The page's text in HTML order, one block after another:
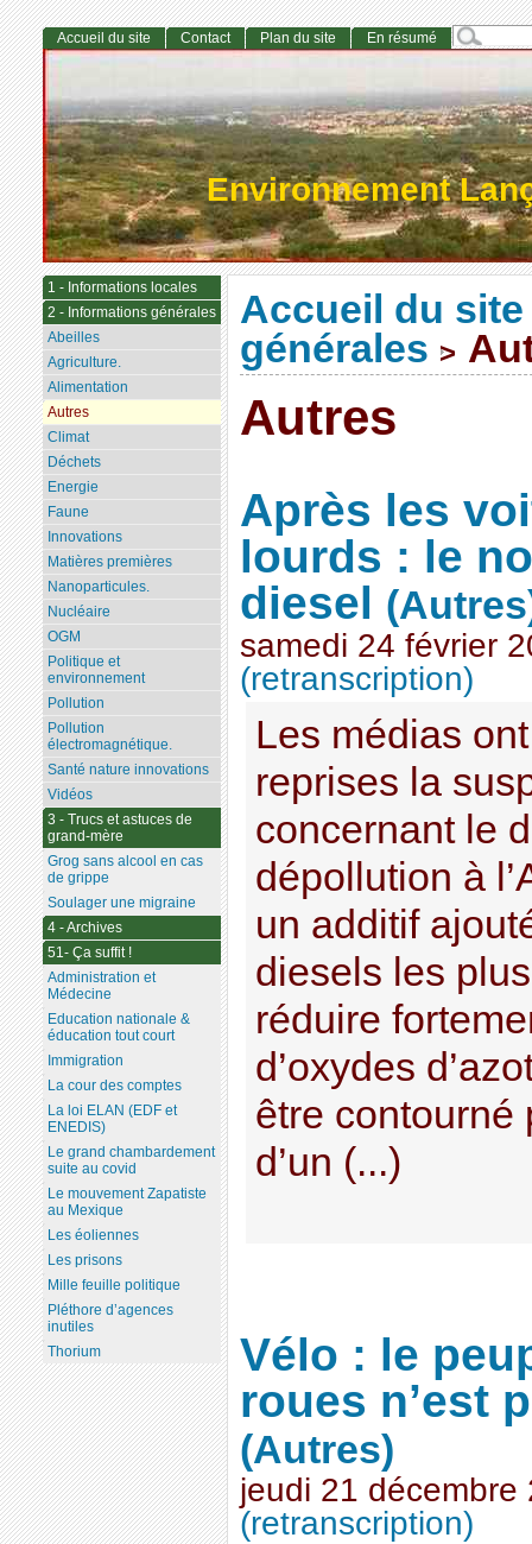
Environnement
Accueil du site
générales >
Autres
Après les
lourds : le
diesel
samedi 24 février
(retranscription)
Les médias
reprises la
concernant le
dépollution à
un additif
diesels les
réduire
d’oxydes
être contourné
d’un (...)
Vélo : le
roues n’est
(Autres)
jeudi 21 décembre
(retranscription)
Accueil du site Contact Plan du site En résumé
1 - Informations locales
2 - Informations générales
Abeilles
Agriculture.
Alimentation
Autres
Climat
Déchets
Energie
Faune
Innovations
Matières premières
Nanoparticules.
Nucléaire
OGM
Politique et
environnement
Pollution
Pollution
électromagnétique.
Santé nature innovations
Vidéos
3 - Trucs et astuces de
grand-mère
Grog sans alcool en cas
de grippe
Soulager une migraine
4 - Archives
51- Ça suffit !
Administration et
Médecine
Education nationale &
éducation tout court
Immigration
La cour des comptes
La loi ELAN (EDF et
ENEDIS)
Le grand chambardement
suite au covid
Le mouvement Zapatiste
au Mexique
Les éoliennes
Les prisons
Mille feuille politique
Pléthore d’agences
inutiles
Thorium